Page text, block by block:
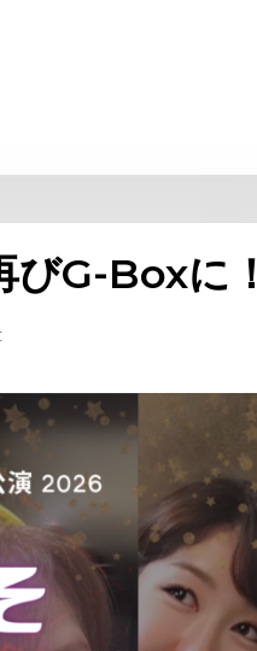
びG-Boxに！